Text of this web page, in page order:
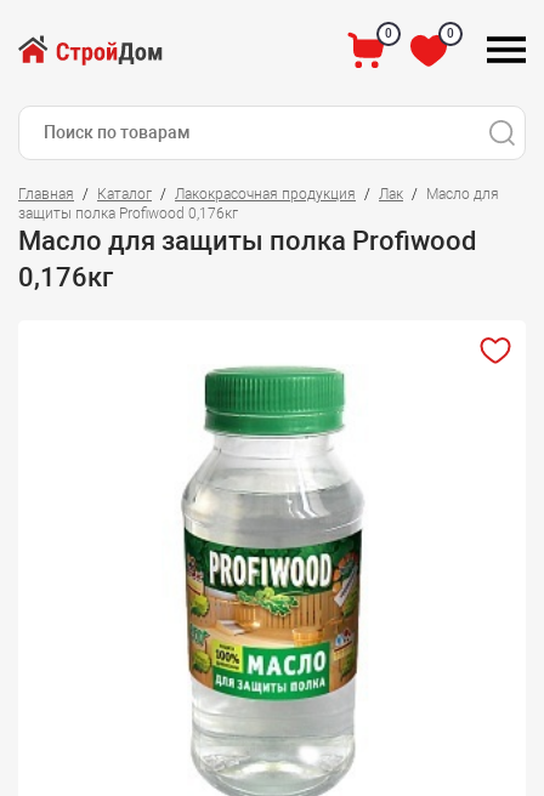
0 0
Главная Каталог Лакокрасочная продукция Лак
Масло для
защиты полка Profiwood 0,176кг
Масло для защиты полка Profiwood
0,176кг